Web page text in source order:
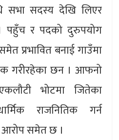
सभा सदस्य देखि लिएर
पहुँच र पदको दुरुपयोग
प्रभावित बनाई गाउँमा
गरीरहेका छन । आफनो
भोटमा जितेका
राजनितिक गर्न
आरोप समेत छ ।